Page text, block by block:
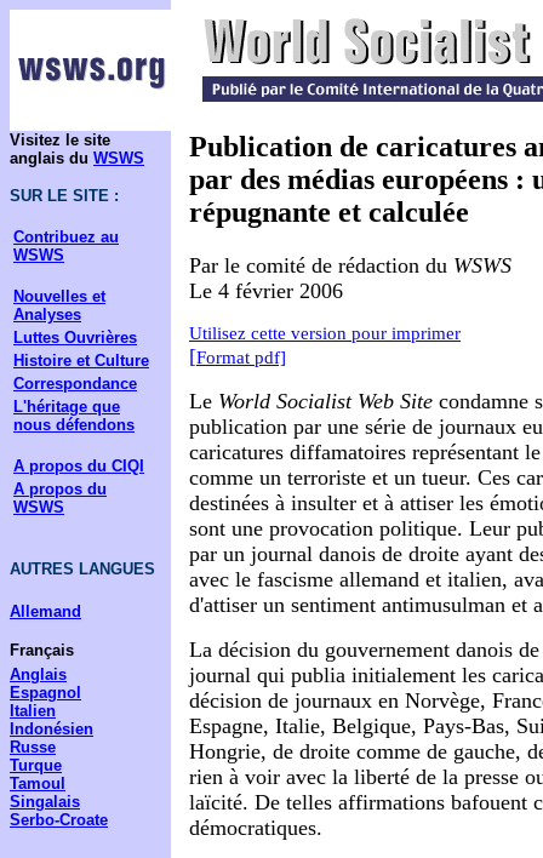
Visitez le site
anglais du WSWS
SUR LE SITE :
Contribuez au
WSWS
Nouvelles et
Analyses
Luttes Ouvrières
Histoire et Culture
Correspondance
L'héritage que
nous défendons
A propos du CIQI
A propos du
WSWS
AUTRES LANGUES
Allemand
Français
Anglais
Espagnol
Italien
Indonésien
Russe
Turque
Tamoul
Singalais
Serbo-Croate
Publication de caricatures
par des médias européens :
répugnante et calculée
Par le comité de rédaction du WSWS
Le 4 février 2006
Utilisez cette version pour imprimer
[Format pdf]
Le World Socialist Web Site condamne
publication par une série de journaux
caricatures diffamatoires représentant
comme un terroriste et un tueur. Ces
destinées à insulter et à attiser les
sont une provocation politique. Leur
par un journal danois de droite ayant
avec le fascisme allemand et italien,
d'attiser un sentiment antimusulman et
La décision du gouvernement danois
journal qui publia initialement les
décision de journaux en Norvège,
Espagne, Italie, Belgique, Pays-Bas,
Hongrie, de droite comme de gauche,
rien à voir avec la liberté de la presse
laïcité. De telles affirmations bafouent
démocratiques.